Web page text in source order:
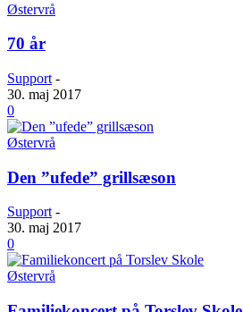
Østervrå
70 år
Support -
30. maj 2017
0
Østervrå
Den ”ufede” grillsæson
Support -
30. maj 2017
0
Østervrå